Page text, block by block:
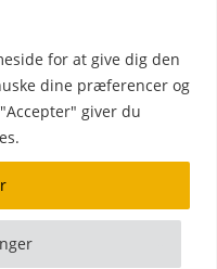
for at give dig den
dine præferencer og
giver du
finde sted på institutioner
medVISDAog Copydan
der er nævnt i aftalen.
a/s |fournais®
45